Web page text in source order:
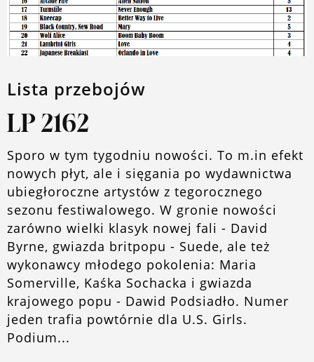
Lista przebojów
LP 2162
Sporo w tym tygodniu nowości. To m.in efekt
nowych płyt, ale i sięgania po wydawnictwa
ubiegłoroczne artystów z tegorocznego
sezonu festiwalowego. W gronie nowości
zarówno wielki klasyk nowej fali - David
Byrne, gwiazda britpopu - Suede, ale też
wykonawcy młodego pokolenia: Maria
Somerville, Kaśka Sochacka i gwiazda
krajowego popu - Dawid Podsiadło. Numer
jeden trafia powtórnie dla U.S. Girls.
Podium...
O blogu